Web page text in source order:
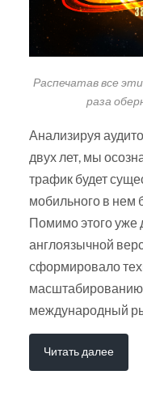
Распечатав все
раза
Анализируя
двух лет, мы
трафик будет
мобильного в нем
Помимо этого уже
англоязычной
сформировало
масштабированию
международный
Читать далее